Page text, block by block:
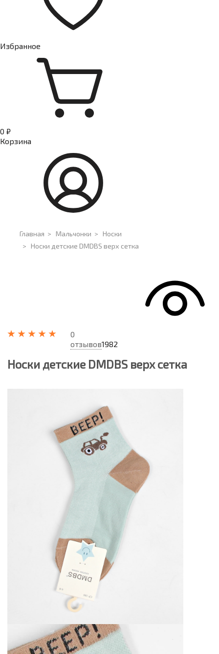
Избранное
0 ₽
Корзина
Главная > Мальчонки > Носки
> Носки детские DMDBS верх сетка
0
отзывов1982
Носки детские DMDBS верх сетка